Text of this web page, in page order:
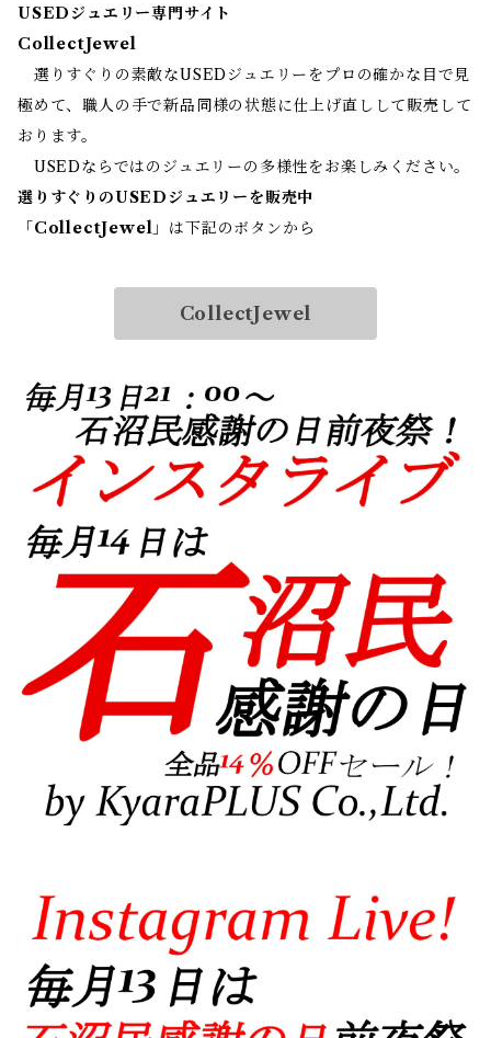
USEDジュエリー専門サイト
CollectJewel
選りすぐりの素敵なUSEDジュエリーをプロの確かな目で見
極めて、職人の手で新品同様の状態に仕上げ直しして販売して
おります。
USEDならではのジュエリーの多様性をお楽しみください。
選りすぐりのUSEDジュエリーを販売中
「 CollectJewel 」は下記のボタンから
CollectJewel